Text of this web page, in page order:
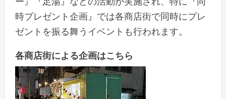
時プレゼント企画』では各商店街で同時にプレ
ゼントを振る舞うイベントも行われます。
各商店街による企画はこちら